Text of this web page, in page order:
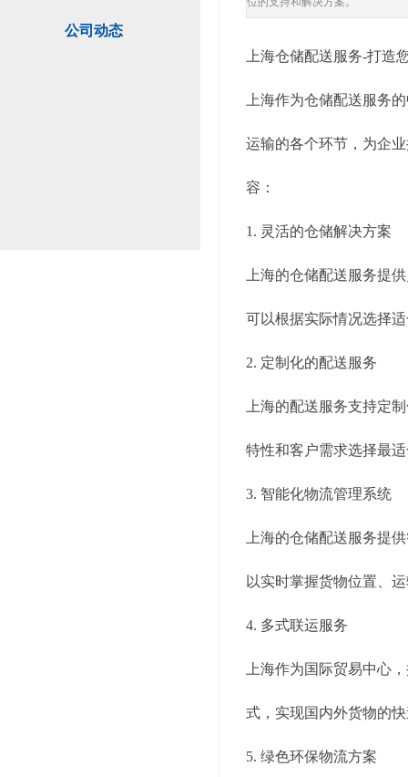
公司动态
上海仓储配送服务-打造
上海作为仓储配送服务
运输的各个环节，为企
容：
1. 灵活的仓储解决方案
上海的仓储配送服务提
可以根据实际情况选择
2. 定制化的配送服务
上海的配送服务支持定
特性和客户需求选择最
3. 智能化物流管理系统
上海的仓储配送服务提
以实时掌握货物位置、
4. 多式联运服务
上海作为国际贸易中心
式，实现国内外货物的
5. 绿色环保物流方案